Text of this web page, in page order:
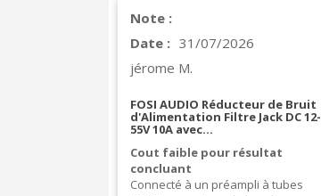
Note :
Date : 31/07/2026
jérome M.
FOSI AUDIO Réducteur de Bruit
d'Alimentation Filtre Jack DC 12-
55V 10A avec...
Cout faible pour résultat
concluant
Connecté à un préampli à tubes